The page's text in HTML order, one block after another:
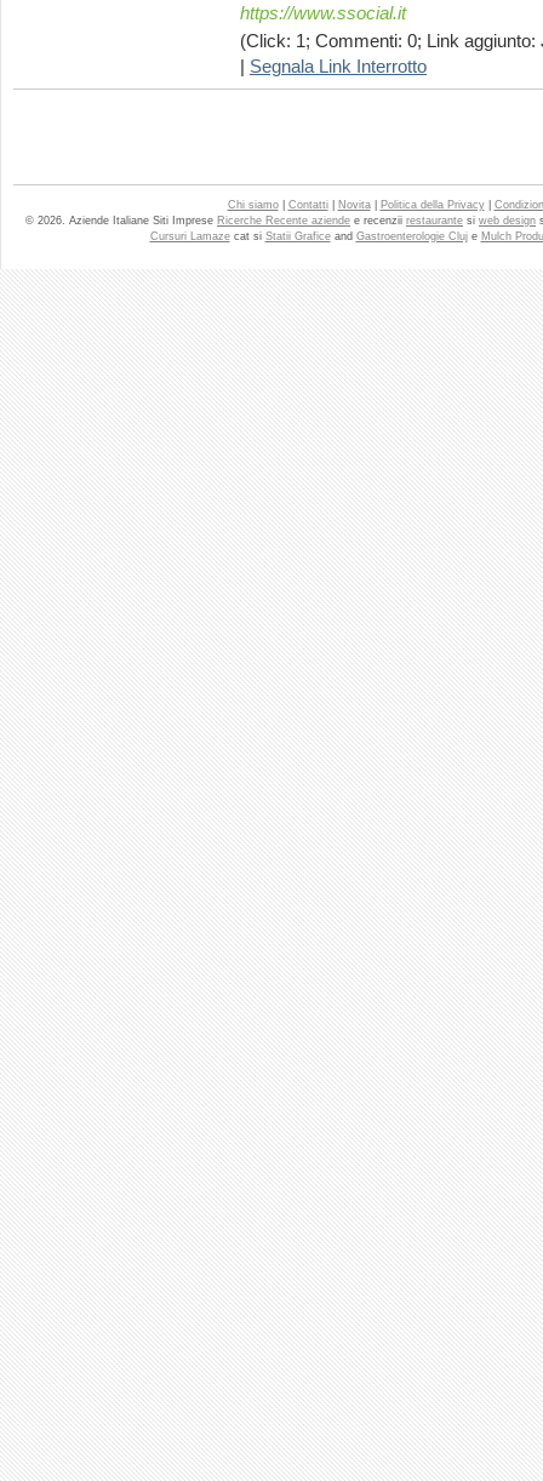
https://www.ssocial.it
(Click: 1; Commenti: 0; Link aggiunto:
Segnala Link Interrotto
Chi siamo| Contatti| Novita| Politica della Privacy|
© 2026. Aziende Italiane Siti Imprese Ricerche Recente aziende e recenzii restaurante si web design
Cursuri Lamazecat si Statii Graficeand Gastroenterologie Cluje Mulch